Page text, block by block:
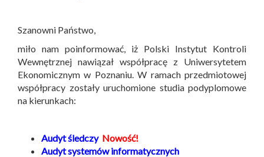
Szanowni Państwo,
miło nam poinformować, iż Polski Instytut Kontroli
Wewnętrznej nawiązał współpracę z Uniwersytetem
Ekonomicznym w Poznaniu. W ramach przedmiotowej
współpracy zostały uruchomione studia podyplomowe
na kierunkach:
Audyt śledczy Nowość!
Audyt systemów informatycznych